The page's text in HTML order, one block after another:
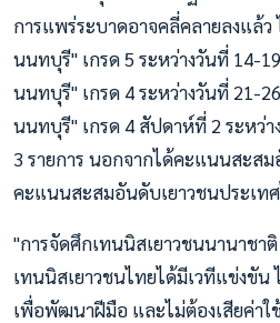
การแพร่ระบาดอาจคลี่คลายลงแล้ว
นนทบุรี" เกรด 5 ระหว่างวันที่ 14-
นนทบุรี" เกรด 4 ระหว่างวันที่ 21-
นนทบุรี" เกรด 4 สัปดาห์ที่ 2 ระหว่า
3 รายการ นอกจากได้คะแนนสะส
คะแนนสะสมอันดับเยาวชนประเท
"การจัดศึกเทนนิสเยาวชนนานาชา
เทนนิสเยาวชนไทยได้มีเวทีแข่งขัน
เพื่อพัฒนาฝีมือ และไม่ต้องเสียค่าใ